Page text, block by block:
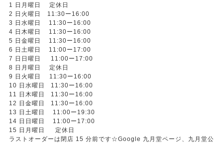
1 日月曜日 定休日
2 日火曜日 11:30ー16:00
3 日水曜日 11:30ー16:00
4 日木曜日 11:30ー16:00
5 日金曜日 11:30ー16:00
6 日土曜日 11:00ー17:00
7 日日曜日 11:00ー17:00
8 日月曜日 定休日
9 日火曜日 11:30ー16:00
10 日水曜日 11:30ー16:00
11 日木曜日 11:30ー16:00
12 日金曜日 11:30ー16:00
13 日土曜日 11:00ー19:30
14 日日曜日 11:00ー17:00
15 日月曜日 定休日
ラストオーダーは閉店 15 分前です☆Google 九月堂ページ、九月堂公